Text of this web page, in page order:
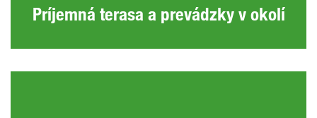
Príjemná terasa a prevádzky v okolí